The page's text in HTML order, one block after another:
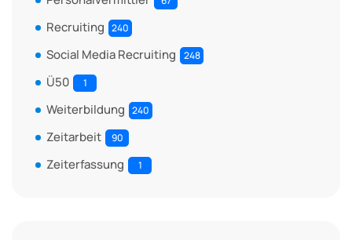
Recruiting 240
Social Media Recruiting 248
Ü50 1
Weiterbildung 240
Zeitarbeit 90
Zeiterfassung 1